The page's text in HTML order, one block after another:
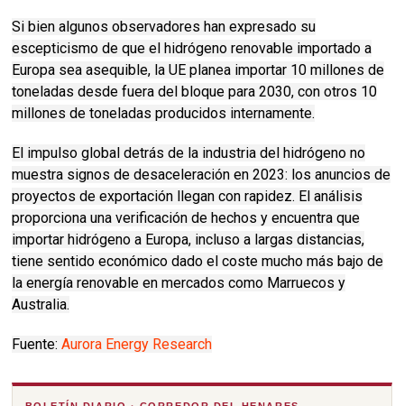
Si bien algunos observadores han expresado su
escepticismo de que el hidrógeno renovable importado a
Europa sea asequible, la UE planea importar 10 millones de
toneladas desde fuera del bloque para 2030, con otros 10
millones de toneladas producidos internamente.
El impulso global detrás de la industria del hidrógeno no
muestra signos de desaceleración en 2023: los anuncios de
proyectos de exportación llegan con rapidez. El análisis
proporciona una verificación de hechos y encuentra que
importar hidrógeno a Europa, incluso a largas distancias,
tiene sentido económico dado el coste mucho más bajo de
la energía renovable en mercados como Marruecos y
Australia.
Fuente:Aurora Energy Research